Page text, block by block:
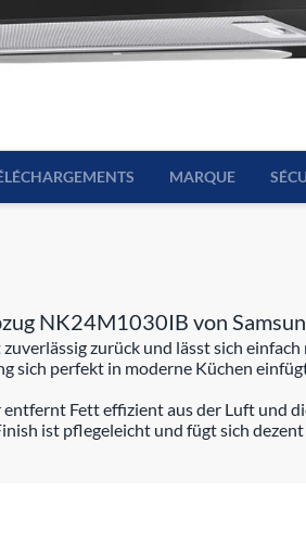
MARQUE
NK24M1030IB von
zurück und lässt sich
sich perfekt in moderne Küchen
Fett effizient aus der Luft und
ist pflegeleicht und fügt sich